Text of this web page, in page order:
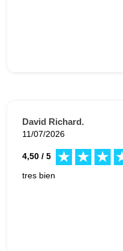
David Richard.
11/07/2026
4,50 / 5
tres bien